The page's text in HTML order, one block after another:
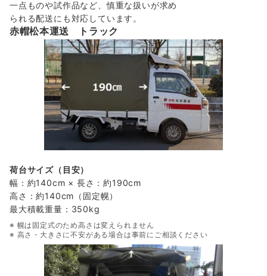
一点ものや試作品など、慎重な扱いが求め
られる配送にも対応しています。
赤帽松本運送 トラック
荷台サイズ（目安）
幅：約140cm × 長さ：約190cm
高さ：約140cm（固定幌）
最大積載重量：350kg
※ 幌は固定式のため高さは変えられません
※ 高さ・大きさに不安がある場合は事前にご相談ください